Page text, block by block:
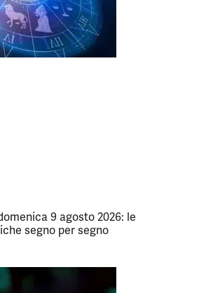
9 agosto 2026: le
segno per segno